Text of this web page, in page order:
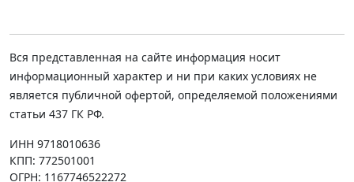
Вся представленная на сайте информация носит
информационный характер и ни при каких условиях не
является публичной офертой, определяемой положениями
статьи 437 ГК РФ.
ИНН 9718010636
КПП: 772501001
ОГРН: 1167746522272